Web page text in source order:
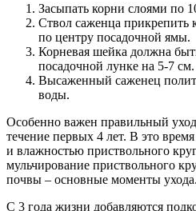
Засыпать корни слоями по
Ствол саженца прикрепить
по центру посадочной ямы.
Корневая шейка должна
посадочной лунке на 5-7 см.
Высаженный саженец
воды.
Особенно важен правильный
течение первых 4 лет. В это
и влажностью приствольного
мульчирование приствольного
почвы – основные моменты ухода.
С 3 года жизни добавляются